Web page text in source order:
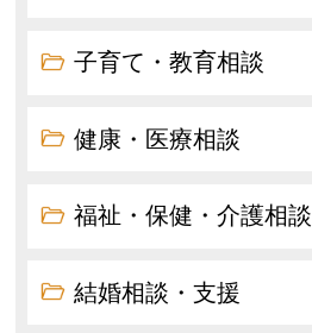
子育て・教育相談
健康・医療相談
福祉・保健・介護相談
結婚相談・支援